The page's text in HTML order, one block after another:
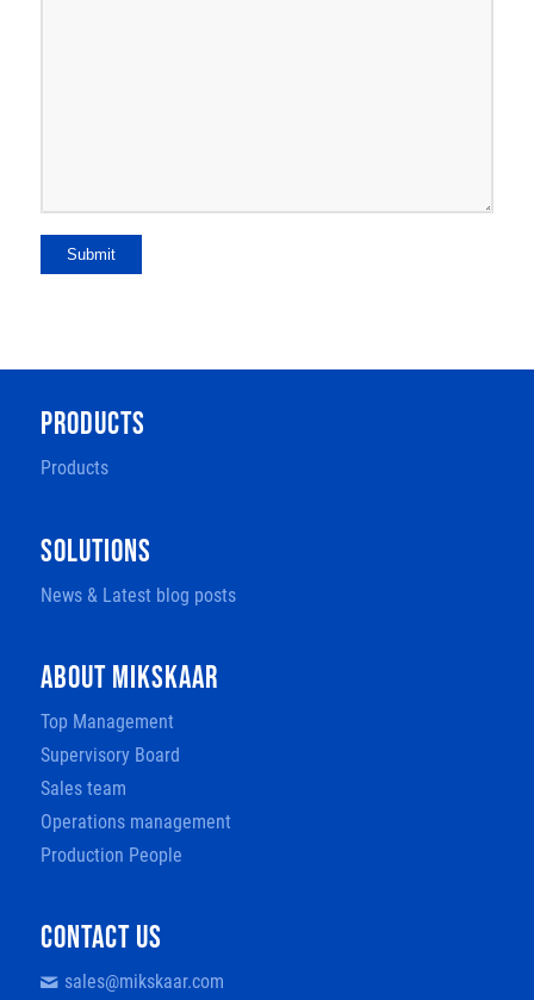
Submit
PRODUCTS
Products
SOLUTIONS
News & Latest blog posts
ABOUT MIKSKAAR
Top Management
Supervisory Board
Sales team
Operations management
Production People
CONTACT US
sales@mikskaar.com